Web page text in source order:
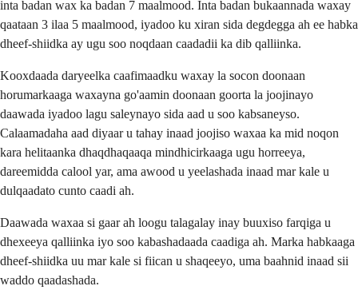
inta badan wax ka badan 7 maalmood. Inta badan bukaannada waxay
qaataan 3 ilaa 5 maalmood, iyadoo ku xiran sida degdegga ah ee habka
dheef-shiidka ay ugu soo noqdaan caadadii ka dib qalliinka.
Kooxdaada daryeelka caafimaadku waxay la socon doonaan
horumarkaaga waxayna go'aamin doonaan goorta la joojinayo
daawada iyadoo lagu saleynayo sida aad u soo kabsaneyso.
Calaamadaha aad diyaar u tahay inaad joojiso waxaa ka mid noqon
kara helitaanka dhaqdhaqaaqa mindhicirkaaga ugu horreeya,
dareemidda calool yar, ama awood u yeelashada inaad mar kale u
dulqaadato cunto caadi ah.
Daawada waxaa si gaar ah loogu talagalay inay buuxiso farqiga u
dhexeeya qalliinka iyo soo kabashadaada caadiga ah. Marka habkaaga
dheef-shiidka uu mar kale si fiican u shaqeeyo, uma baahnid inaad sii
waddo qaadashada.